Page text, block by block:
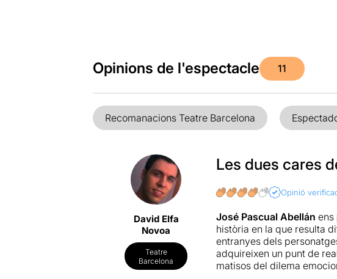
Opinions de l'espectacle 11
Recomanacions Teatre Barcelona
David Elfa
Novoa
Teatre
Barcelona
Les dues cares
Opinió
José Pascual Abellán ens
història en la que resulta
entranyes dels
adquireixen un punt de
matisos del dilema